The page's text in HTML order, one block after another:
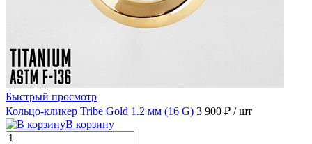
Быстрый просмотр
Кольцо-кликер Tribe Gold 1.2 мм (16 G) 3 900 ₽ / шт
В корзину